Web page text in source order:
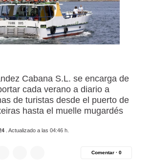
Cabana S.L. se encarga de
cada verano a diario a
de turistas desde el puerto de
hasta el muelle mugardés
. Actualizado a las 04:46 h.
Comentar · 0